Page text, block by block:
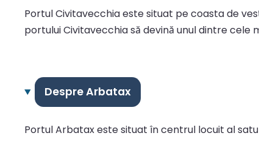
Portul Civitavecchia este situat pe coasta de
portului Civitavecchia să devină unul dintre cele
Despre Arbatax
Portul Arbatax este situat în centrul locuit al